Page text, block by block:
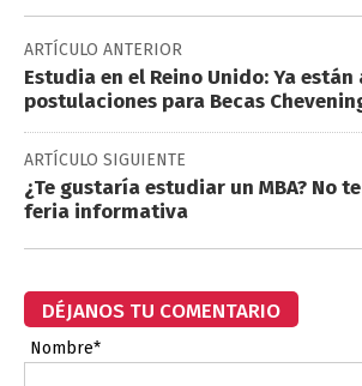
ARTÍCULO ANTERIOR
Estudia en el Reino Unido: Ya
postulaciones para Becas
ARTÍCULO SIGUIENTE
¿Te gustaría estudiar un MBA? No
feria informativa
DÉJANOS TU COMENTARIO
Nombre*